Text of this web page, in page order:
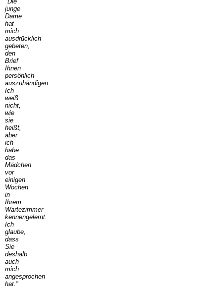
junge
Dame
hat
mich
ausdrücklich
gebeten,
den
Brief
Ihnen
persönlich
auszuhändigen.
Ich
weiß
nicht,
wie
sie
heißt,
aber
ich
habe
das
Mädchen
vor
einigen
Wochen
in
Ihrem
Wartezimmer
kennengelernt.
Ich
glaube,
dass
Sie
deshalb
auch
mich
angesprochen
hat."